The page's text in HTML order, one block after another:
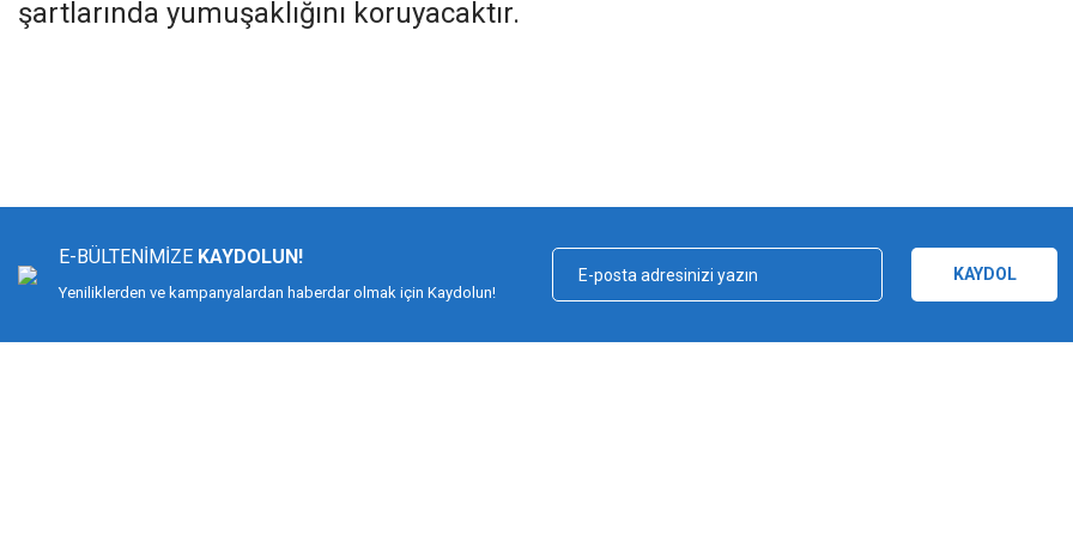
şartlarında yumuşaklığını koruyacaktır.
Ürün açıklamasında eksik bilgiler bulunuyor.
E-BÜLTENİMİZE KAYDOLUN!
Yeniliklerden ve kampanyalardan haberdar olmak için Kaydolun!
KAYDOL